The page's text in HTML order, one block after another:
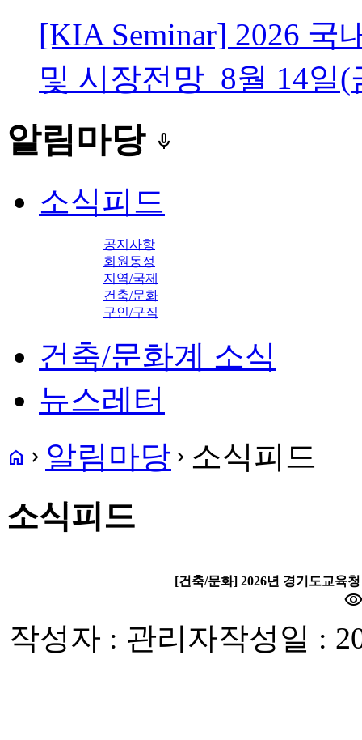
[KIA Seminar] 2026 국
및 시장전망_8월 14일(
알림마당 keyboard_voice
소식피드
공지사항
회원동정
지역/국제
건축/문화
구인/구직
건축/문화계 소식
뉴스레터
home navigate_next 알림마당 navigate_next 소식피드
소식피드
[건축/문화] 2026년 경기도교육
작성자 : 관리자작성일 :